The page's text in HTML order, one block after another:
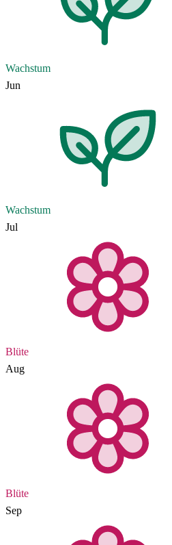
Wachstum
Jun
Wachstum
Jul
Blüte
Aug
Blüte
Sep